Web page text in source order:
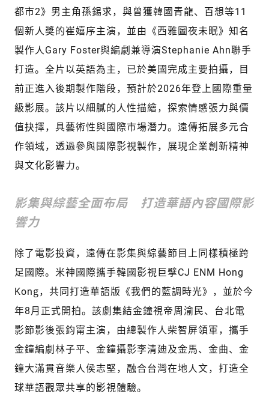
都市2》男主角孫錫求，與曾獲韓國青龍、百想等11
個新人獎的崔嬉序主演，並由《西雅圖夜未眠》知名
製作人Gary Foster與編劇兼導演Stephanie Ahn聯手
打造。全片以英語為主，已於美國完成主要拍攝，目
前正進入後期製作階段，預計於2026年登上國際重量
級影展。該片以細膩的人性描繪，探索情感張力與價
值抉擇，具藝術性與國際市場潛力。遠傳拓展多元合
作領域，透過參與國際影視製作，展現企業創新精神
與文化影響力。
影集與綜藝全面布局 打造華語內容國際影
響力
除了電影投資，遠傳在影集與綜藝節目上同樣積極跨
足國際。米神國際攜手韓國影視巨擘CJ ENM Hong
Kong，共同打造華語版《我們的藍調時光》，並於今
年8月正式開拍。該劇集結金鐘視帝周渝民、台北電
影節影後張鈞甯主演，由總製作人柴智屏領軍，攜手
金鐘編劇林子平、金鐘攝影李清廸及金馬、金曲、金
鐘大滿貫音樂人侯志堅，融合台灣在地人文，打造全
球華語觀眾共享的影視體驗。